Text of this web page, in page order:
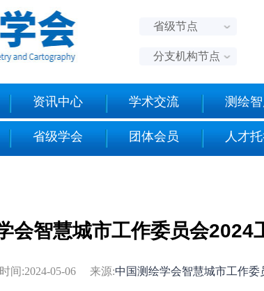
省级节点
分支机构节点
资讯中心 学术交流 测绘
省级学会 团体会员 人才
会智慧城市工作委员会2024
间:2024-05-06 来源:中国测绘学会智慧城市工作委